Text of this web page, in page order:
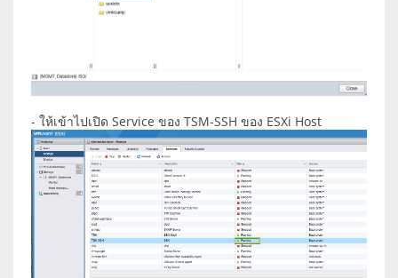
- ให้เข้าไปเปิด Service ของ TSM-SSH ของ ESXi Host